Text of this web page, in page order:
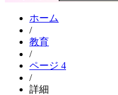
ホーム
/
教育
/
ページ 4
/
詳細